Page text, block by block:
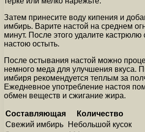
Затем принесите воду кипения и
имбирь. Варите настой на среднем
минут. После этого удалите кастрюлю
настою остыть.
После остывания настой можно
немного меда для улучшения вкуса.
имбиря рекомендуется теплым за
Ежедневное употребление настоя
обмен веществ и сжигание жира.
Составляющая
Количество
Свежий имбирь
Небольшой кусок